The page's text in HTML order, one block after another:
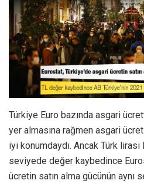
Türkiye Euro bazında asgari
yer almasına rağmen asgari
iyi konumdaydı. Ancak Türk lirası
seviyede değer kaybedince
ücretin satın alma gücünün aynı